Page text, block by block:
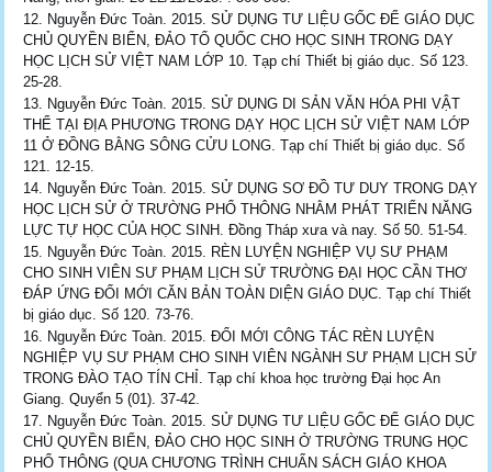
12. Nguyễn Đức Toàn. 2015. SỬ DỤNG TƯ LIỆU GỐC ĐỂ GIÁO DỤC
CHỦ QUYỀN BIỂN, ĐẢO TỔ QUỐC CHO HỌC SINH TRONG DẠY
HỌC LỊCH SỬ VIỆT NAM LỚP 10. Tạp chí Thiết bị giáo dục. Số 123.
25-28.
13. Nguyễn Đức Toàn. 2015. SỬ DỤNG DI SẢN VĂN HÓA PHI VẬT
THỂ TẠI ĐỊA PHƯƠNG TRONG DẠY HỌC LỊCH SỬ VIỆT NAM LỚP
11 Ở ĐỒNG BẰNG SÔNG CỬU LONG. Tạp chí Thiết bị giáo dục. Số
121. 12-15.
14. Nguyễn Đức Toàn. 2015. SỬ DỤNG SƠ ĐỒ TƯ DUY TRONG DẠY
HỌC LỊCH SỬ Ở TRƯỜNG PHỔ THÔNG NHẰM PHÁT TRIỂN NĂNG
LỰC TỰ HỌC CỦA HỌC SINH. Đồng Tháp xưa và nay. Số 50. 51-54.
15. Nguyễn Đức Toàn. 2015. RÈN LUYỆN NGHIỆP VỤ SƯ PHẠM
CHO SINH VIÊN SƯ PHẠM LỊCH SỬ TRƯỜNG ĐẠI HỌC CẦN THƠ
ĐÁP ỨNG ĐỔI MỚI CĂN BẢN TOÀN DIỆN GIÁO DỤC. Tạp chí Thiết
bị giáo dục. Số 120. 73-76.
16. Nguyễn Đức Toàn. 2015. ĐỔI MỚI CÔNG TÁC RÈN LUYỆN
NGHIỆP VỤ SƯ PHẠM CHO SINH VIÊN NGÀNH SƯ PHẠM LỊCH SỬ
TRONG ĐÀO TẠO TÍN CHỈ. Tạp chí khoa học trường Đại học An
Giang. Quyển 5 (01). 37-42.
17. Nguyễn Đức Toàn. 2015. SỬ DỤNG TƯ LIỆU GỐC ĐỂ GIÁO DỤC
CHỦ QUYỀN BIỂN, ĐẢO CHO HỌC SINH Ở TRƯỜNG TRUNG HỌC
PHỔ THÔNG (QUA CHƯƠNG TRÌNH CHUẨN SÁCH GIÁO KHOA